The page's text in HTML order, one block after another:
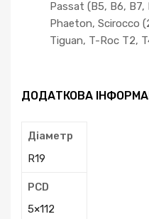
Passat (B5, B6, B7,
Phaeton, Scirocco
Tiguan, T-Roc T2,
ДОДАТКОВА
Діаметр
R19
PCD
5×112